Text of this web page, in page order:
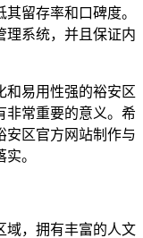
留存率和口碑度。
理系统，并且保证内
和易用性强的裕安区
非常重要的意义。希
安区官方网站制作与
。
域，拥有丰富的人文